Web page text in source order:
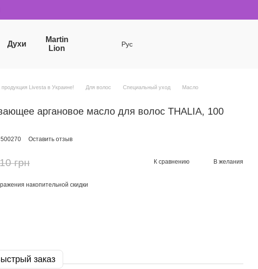
Духи
Martin
Lion
Рус
продукция Livesta в Украине! Для волос Специальный уход
Масло
аргановое масло для волос THALIA, 100
Оставить отзыв
грн К сравнению В желания
накопительной скидки
заказ